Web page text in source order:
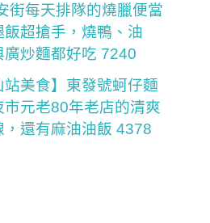
街每天排隊的燒臘便當
飯超搶手，燒鴨、油
廣炒麵都好吃 7240
站美食】東發號蚵仔麵
市元老80年老店的清爽
，還有麻油油飯 4378